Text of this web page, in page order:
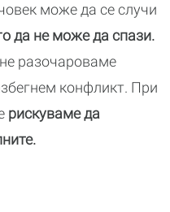
може да се случи
да не може да спази.
разочароваме
конфликт. При
рискуваме да